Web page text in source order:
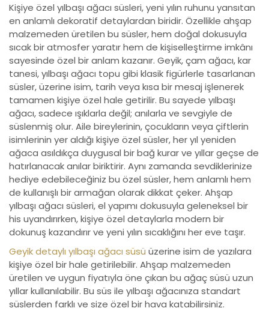
Kişiye özel yılbaşı ağacı süsleri, yeni yılın ruhunu yansıtan
en anlamlı dekoratif detaylardan biridir. Özellikle ahşap
malzemeden üretilen bu süsler, hem doğal dokusuyla
sıcak bir atmosfer yaratır hem de kişiselleştirme imkânı
sayesinde özel bir anlam kazanır. Geyik, çam ağacı, kar
tanesi, yılbaşı ağacı topu gibi klasik figürlerle tasarlanan
süsler, üzerine isim, tarih veya kısa bir mesaj işlenerek
tamamen kişiye özel hale getirilir. Bu sayede yılbaşı
ağacı, sadece ışıklarla değil; anılarla ve sevgiyle de
süslenmiş olur. Aile bireylerinin, çocukların veya çiftlerin
isimlerinin yer aldığı kişiye özel süsler, her yıl yeniden
ağaca asıldıkça duygusal bir bağ kurar ve yıllar geçse de
hatırlanacak anılar biriktirir. Aynı zamanda sevdiklerinize
hediye edebileceğiniz bu özel süsler, hem anlamlı hem
de kullanışlı bir armağan olarak dikkat çeker. Ahşap
yılbaşı ağacı süsleri, el yapımı dokusuyla geleneksel bir
his uyandırırken, kişiye özel detaylarla modern bir
dokunuş kazandırır ve yeni yılın sıcaklığını her eve taşır.
Geyik detaylı yılbaşı ağacı süsü üzerine isim de yazılara
kişiye özel bir hale getirilebilir. Ahşap malzemeden
üretilen ve uygun fiyatıyla öne çıkan bu ağaç süsü uzun
yıllar kullanılabilir. Bu süs ile yılbaşı ağacınıza standart
süslerden farklı ve size özel bir hava katabilirsiniz.